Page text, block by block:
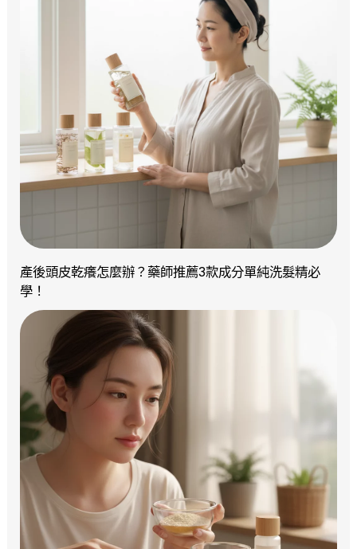
產後頭皮乾癢怎麼辦？藥師推薦3款成分單純洗髮精必
學！